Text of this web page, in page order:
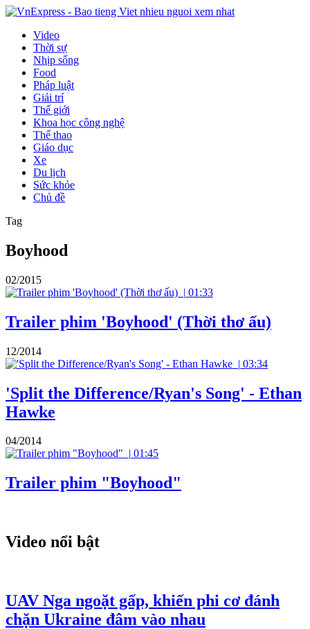
Video
Thời sự
Nhịp sống
Food
Pháp luật
Giải trí
Thế giới
Khoa học công nghệ
Thể thao
Giáo dục
Xe
Du lịch
Sức khỏe
Chủ đề
Tag
Boyhood
02/2015
| 01:33
Trailer phim 'Boyhood' (Thời thơ ấu)
12/2014
| 03:34
'Split the Difference/Ryan's Song' - Ethan
Hawke
04/2014
| 01:45
Trailer phim "Boyhood"
Video nổi bật
UAV Nga ngoặt gấp, khiến phi cơ đánh
chặn Ukraine đâm vào nhau